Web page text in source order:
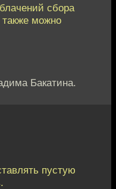
сбора
можно
Бакатина.
пустую